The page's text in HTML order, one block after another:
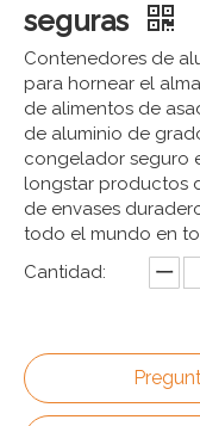
seguras
Contenedores de
para hornear el
de alimentos de
de aluminio de
congelador seguro
longstar productos
de envases
todo el mundo en
Cantidad: